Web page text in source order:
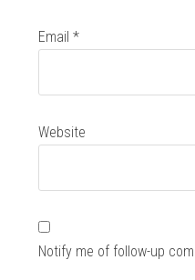
Email*
Website
Notify me of follow-up